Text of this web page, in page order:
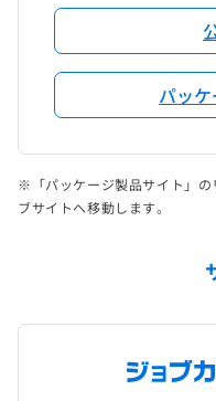
パッ
※「パッケージ製品サイト」の
ブサイトへ移動します。